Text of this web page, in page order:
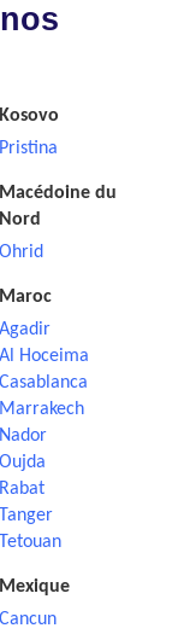
Kosovo
Pristina
Macédoine du
Nord
Ohrid
Maroc
Agadir
Al Hoceima
Casablanca
Marrakech
Nador
Oujda
Rabat
Tanger
Tetouan
Mexique
Cancun